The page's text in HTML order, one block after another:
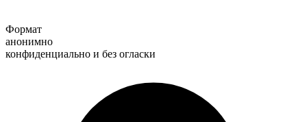
Формат
анонимно
конфиденциально и без огласки